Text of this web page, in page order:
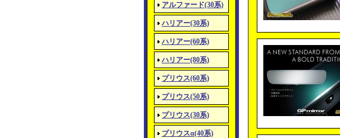
アルファード(30系)
ハリアー(30系)
ハリアー(60系)
ハリアー(80系)
プリウス(60系)
プリウス(50系)
プリウス(30系)
プリウスα(40系)